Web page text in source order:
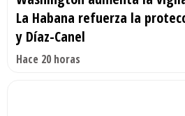
La Habana refuerza la
y Díaz-Canel
Hace 20 horas